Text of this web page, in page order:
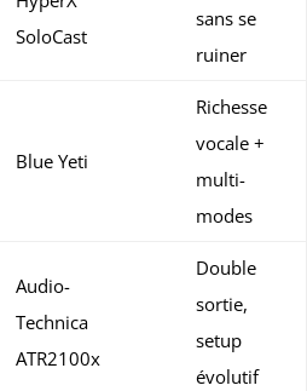
SoloCast
sans se
ruiner
Blue Yeti
Richesse
vocale +
multi-
modes
Audio-
Technica
ATR2100x
Double
sortie,
setup
évolutif